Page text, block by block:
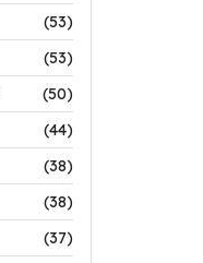
(53)
(53)
(50)
(44)
(38)
(38)
(37)